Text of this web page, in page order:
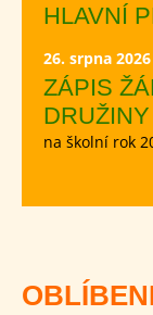
HLAVNÍ
26. srpna
ZÁPIS
DRUŽINY
na školní rok